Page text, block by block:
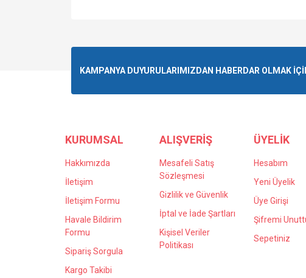
Ürün resmi kalitesiz, bozuk veya görüntülenemiyor.
Bu ürüne benzer farklı alternatifler olmalı.
KAMPANYA DUYURULARIMIZDAN HABERDAR OLMAK
KURUMSAL
Hakkımızda
İletişim
İletişim Formu
Havale Bildirim
Formu
Sipariş Sorgula
Kargo Takibi
ALIŞVERİŞ
Mesafeli Satış
Sözleşmesi
Gizlilik ve Güvenlik
İptal ve İade Şartları
Kişisel Veriler
Politikası
ÜYELİK
Hesabım
Yeni Üyelik
Üye Girişi
Şifremi
Sepetiniz